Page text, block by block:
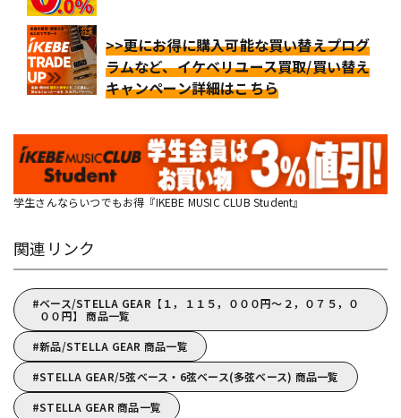
>>更にお得に購入可能な買い替えプログ
ラムなど、イケベリユース買取/買い替え
キャンペーン詳細はこちら
学生さんならいつでもお得『IKEBE MUSIC CLUB Student』
関連リンク
ベース/STELLA GEAR【１，１１５，０００円～２，０７５，０
００円】 商品一覧
新品/STELLA GEAR 商品一覧
STELLA GEAR/5弦ベース・6弦ベース(多弦ベース) 商品一覧
STELLA GEAR 商品一覧